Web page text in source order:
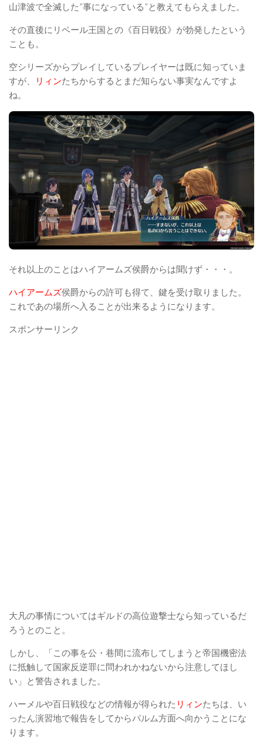
山津波で全滅した”事になっている”と教えてもらえました。
その直後にリベール王国との《百日戦役》が勃発したという
ことも。
空シリーズからプレイしているプレイヤーは既に知っていま
すが、
リィンたちからするとまだ知らない事実なんですよ
ね。
それ以上のことはハイアームズ侯爵からは聞けず・・・。
ハイアームズ侯爵からの許可も得て、鍵を受け取りました。
これであの場所へ入ることが出来るようになります。
スポンサーリンク
大凡の事情についてはギルドの高位遊撃士なら知っているだ
ろうとのこと。
しかし、「この事を公・巷間に流布してしまうと帝国機密法
に抵触して国家反逆罪に問われかねないから注意してほし
い」と警告されました。
ハーメルや百日戦役などの情報が得られた リィンたちは、い
ったん演習地で報告をしてからパルム方面へ向かうことにな
ります。